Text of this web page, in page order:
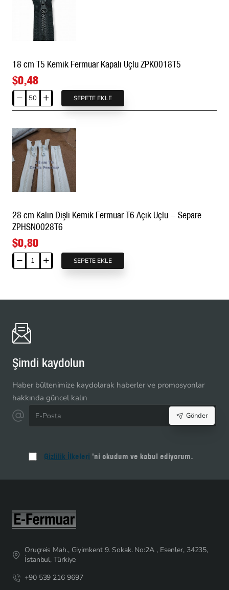
Geçirmez
Fermuar
ve
Outdoor
Kullanımı
İçin
|
18 cm T5 Kemik Fermuar Kapalı Uçlu ZPK0018T5
$0,48
18
cm
Kemik
Fermuar
Kapalı
Uçlu
ZPK0018T5
SEPETE EKLE
28 cm Kalın Dişli Kemik Fermuar T6 Açık Uçlu - Separe
ZPHSN0028T6
$0,80
28
Dişli
Fermuar
T6
Açık
-
ZPHSN0028T6
SEPETE EKLE
Şimdi kaydolun
Haber bültenimize kaydolarak haberler ve promosyonlar
hakkında güncel kalın
Posta
Gönder
Gizlilik İlkeleri 'ni okudum ve kabul ediyorum.
Oruçreis Mah., Giyimkent 9. Sokak. No:2A , Esenler, 34235,
İstanbul, Türkiye
+90 539 216 9697